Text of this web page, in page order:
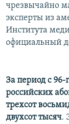
чрезвычайно
эксперты из
Института
официальный
За период с 96-
российских
трехсот
двухсот тысяч.